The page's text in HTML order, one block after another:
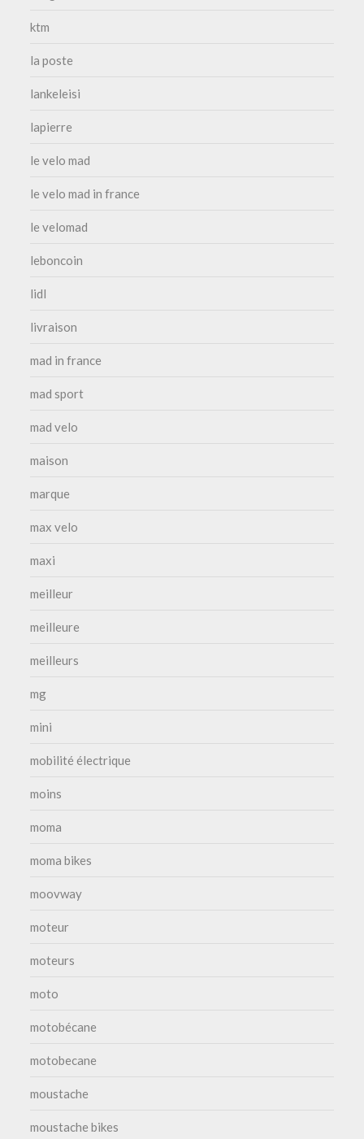
ktm
la poste
lankeleisi
lapierre
le velo mad
le velo mad in france
le velomad
leboncoin
lidl
livraison
mad in france
mad sport
mad velo
maison
marque
max velo
maxi
meilleur
meilleure
meilleurs
mg
mini
mobilité électrique
moins
moma
moma bikes
moovway
moteur
moteurs
moto
motobécane
motobecane
moustache
moustache bikes